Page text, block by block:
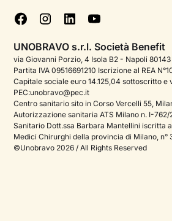
Podcast di psicologia
Corporate
Psicologo italiano all'estero
Approfondimenti sulla salute
Sala stampa
Cookie policy
Gestisci cookie
UNOBRAVO s.r.l. Società Benefit
via Giovanni Porzio, 4 Isola B2 - Napoli 80143
Partita IVA 09516691210 Iscrizione al REA
Capitale sociale euro 14.125,04 sottoscritto e
PEC:unobravo@pec.it
Centro sanitario sito in Corso Vercelli 55,
Autorizzazione sanitaria ATS Milano n. I-
Sanitario Dott.ssa Barbara Mantellini iscritta
Medici Chirurghi della provincia di Milano, n°
©Unobravo 2026 / All Rights Reserved